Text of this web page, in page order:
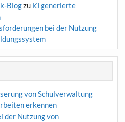
Blogzu KI generierte
bei der Nutzung
von Schulverwaltung
erkennen
der Nutzung von